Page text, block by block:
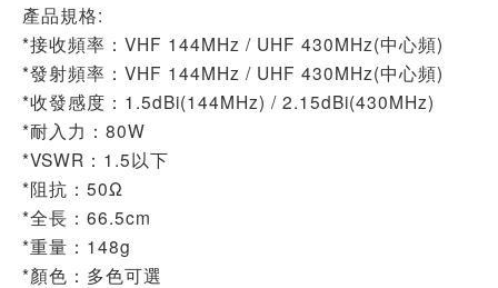
產品規格:
*接收頻率：VHF 144MHz / UHF 430MHz(中心頻)
*發射頻率：VHF 144MHz / UHF 430MHz(中心頻)
*收發感度：1.5dBi(144MHz) / 2.15dBi(430MHz)
*耐入力：80W
*VSWR：1.5以下
*阻抗：50Ω
*全長：66.5cm
*重量：148g
*顏色：多色可選